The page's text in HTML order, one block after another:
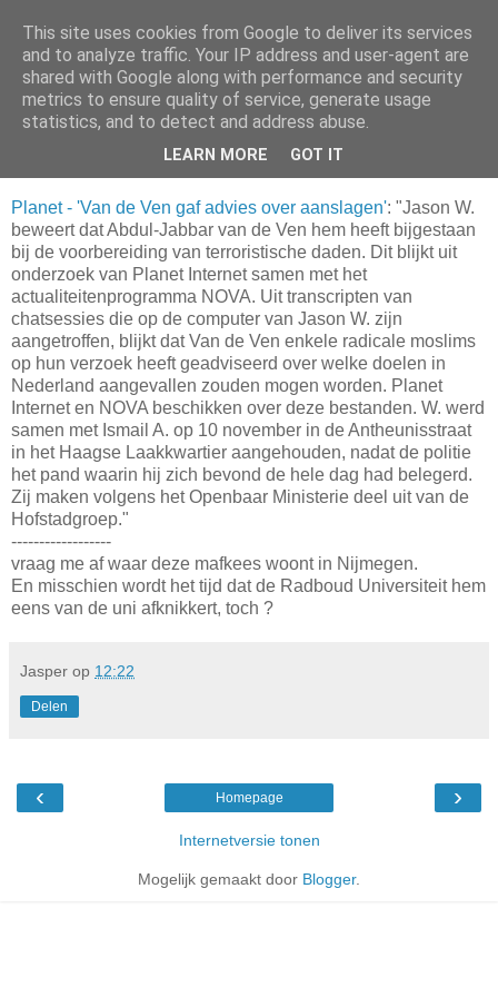
Da_Blog
You don't put a bumpersticker on a Bentley
vrijdag, januari 28, 2005
Planet - 'Van de Ven gaf advies over aanslagen': "Jason W.
beweert dat Abdul-Jabbar van de Ven hem heeft bijgestaan
bij de voorbereiding van terroristische daden. Dit blijkt uit
onderzoek van Planet Internet samen met het
actualiteitenprogramma NOVA. Uit transcripten van
chatsessies die op de computer van Jason W. zijn
aangetroffen, blijkt dat Van de Ven enkele radicale moslims
op hun verzoek heeft geadviseerd over welke doelen in
Nederland aangevallen zouden mogen worden. Planet
Internet en NOVA beschikken over deze bestanden. W. werd
samen met Ismail A. op 10 november in de Antheunisstraat
in het Haagse Laakkwartier aangehouden, nadat de politie
het pand waarin hij zich bevond de hele dag had belegerd.
Zij maken volgens het Openbaar Ministerie deel uit van de
Hofstadgroep."
------------------
vraag me af waar deze mafkees woont in Nijmegen.
En misschien wordt het tijd dat de Radboud Universiteit hem
eens van de uni afknikkert, toch ?
Jasper op 12:22
Delen
‹ ›
Homepage
Internetversie tonen
Mogelijk gemaakt door Blogger.
This site uses cookies from Google to deliver its services
and to analyze traffic. Your IP address and user-agent are
shared with Google along with performance and security
metrics to ensure quality of service, generate usage
statistics, and to detect and address abuse.
LEARN MORE GOT IT